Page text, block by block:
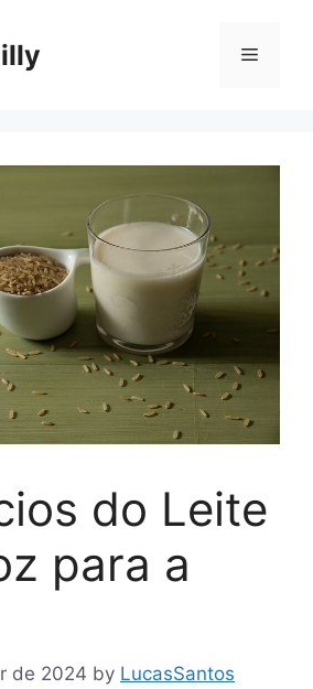
Menu
do Leite
para a
de 2024 by LucasSantos